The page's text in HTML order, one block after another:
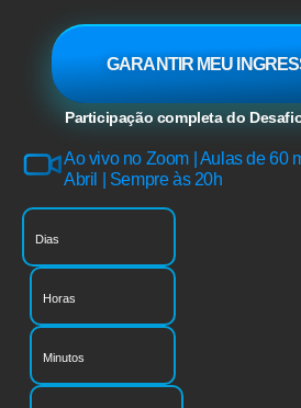
GARANTIR MEU
Participação completa do
Ao vivo no Zoom | Aulas de 60
Abril | Sempre às 20h
Dias
Horas
Minutos